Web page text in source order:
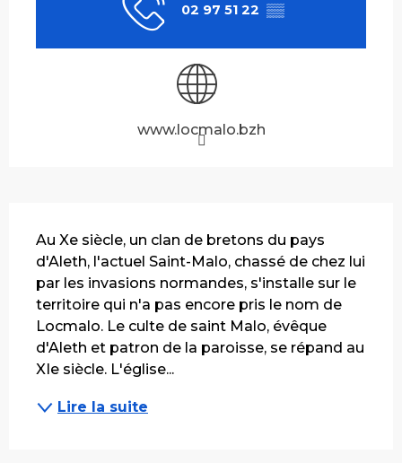
02 97 51 22 ▒▒
www.locmalo.bzh
Au Xe siècle, un clan de bretons du pays
d'Aleth, l'actuel Saint-Malo, chassé de chez lui
par les invasions normandes, s'installe sur le
territoire qui n'a pas encore pris le nom de
Locmalo. Le culte de saint Malo, évêque
d'Aleth et patron de la paroisse, se répand au
XIe siècle. L'église...
Lire la suite